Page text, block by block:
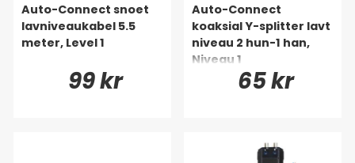
Auto-Connect snoet
lavniveaukabel 5.5
meter, Level 1
99 kr
Auto-Connect
koaksial Y-splitter lavt
niveau 2 hun-1 han,
Niveau 1
65 kr